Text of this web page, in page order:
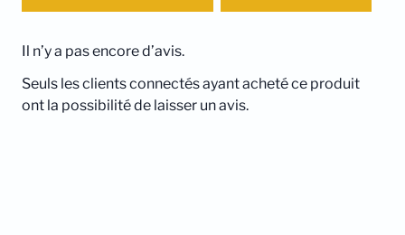
Il n’y a pas encore d’avis.
Seuls les clients connectés ayant acheté ce produit
ont la possibilité de laisser un avis.